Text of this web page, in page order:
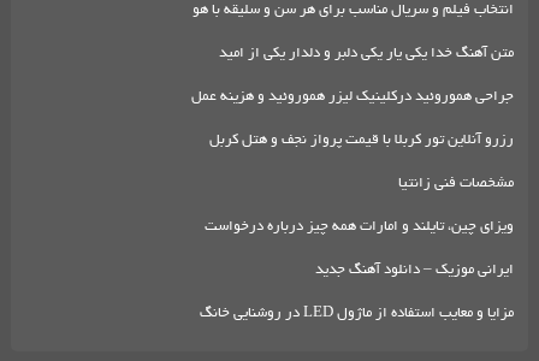
انتخاب فیلم و سریال مناسب برای هر سن و سلیقه با هو
متن آهنگ خدا یکی یار یکی دلبر و دلدار یکی از امید
جراحی هموروئید درکلینیک لیزر هموروئید و هزینه عمل
رزرو آنلاین تور کربلا با قیمت پرواز نجف و هتل کربل
مشخصات فنی زانتیا
ویزای چین، تایلند و امارات همه چیز درباره درخواست
ایرانی موزیک – دانلود آهنگ جدید
مزایا و معایب استفاده از ماژول LED در روشنایی خانگ